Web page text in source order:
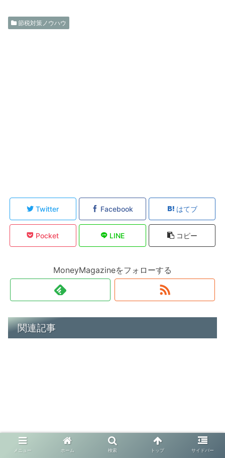
節税対策ノウハウ
Twitter Facebook はてブ
Pocket LINE コピー
MoneyMagazineをフォローする
関連記事
メニュー ホーム 検索 トップ サイドバー